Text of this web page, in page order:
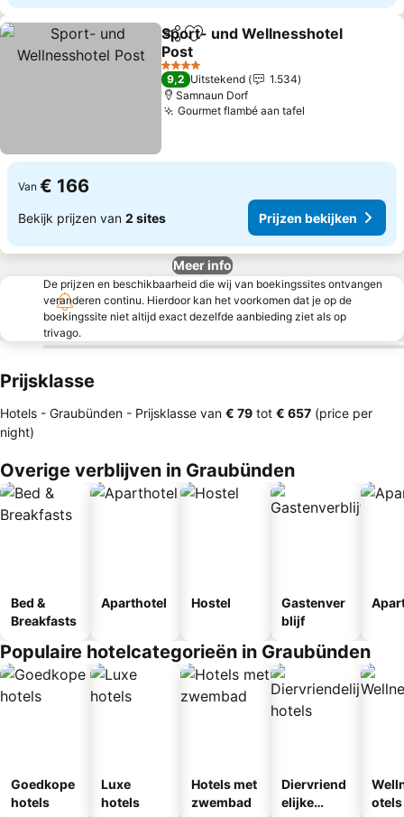
DelenToevoegen aan favorieten
Sport- und Wellnesshotel
Post
Prijzen bekijken
4 Sterren
9,2 Uitstekend
1.534
Samnaun Dorf
Gourmet flambé aan tafel
Van € 166
Bekijk prijzen van 2 sites Prijzen bekijken
Meer info
De prijzen en beschikbaarheid die wij van boekingssites ontvangen
veranderen continu. Hierdoor kan het voorkomen dat je op de
boekingssite niet altijd exact dezelfde aanbieding ziet als op
trivago.
Prijsklasse
Hotels - Graubünden - Prijsklasse van ‎€ 79 tot ‎€ 657 (price per
night)
Overige verblijven in Graubünden
Bed &
Breakfasts
Aparthotel Hostel
Gastenver
blijf
Populaire hotelcategorieën in Graubünden
Goedkope
hotels
Luxe
hotels
Hotels met
zwembad
Diervriend
elijke
otels